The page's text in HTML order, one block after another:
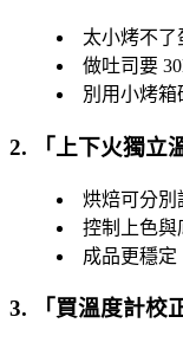
太小烤不了
做吐司要
別用小烤箱
2. 「 上下火獨立
烘焙可分別
控制上色與
成品更穩定
3. 「 買溫度計校